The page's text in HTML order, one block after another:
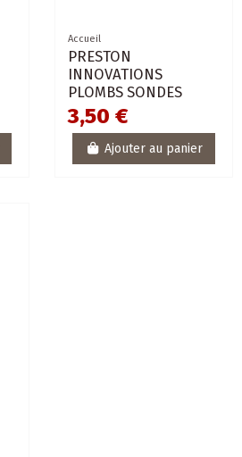
Accueil
PRESTON
INNOVATIONS
PLOMBS SONDES
3,50 €
Ajouter au panier